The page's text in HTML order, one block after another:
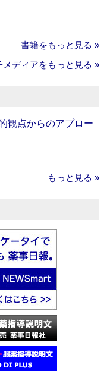
書籍をもっと見る »
メディアをもっと見る »
観点からのアプロー
もっと見る »